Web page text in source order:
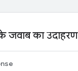
जवाब का उदाहरण